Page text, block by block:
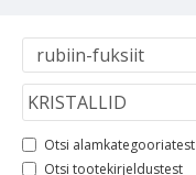
Otsi alamkategooriatest
Otsi tootekirjeldustest